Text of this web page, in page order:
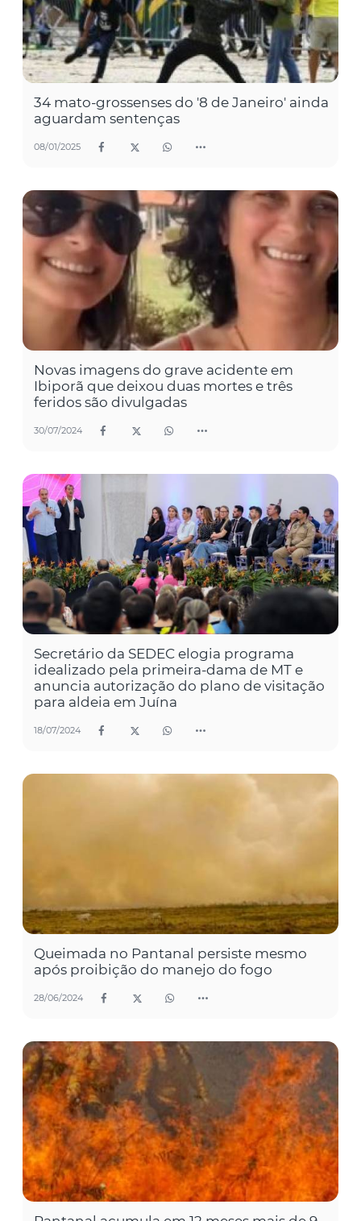
34 mato-grossenses do '8 de Janeiro' ainda
aguardam sentenças
08/01/2025
Novas imagens do grave acidente em
Ibiporã que deixou duas mortes e três
feridos são divulgadas
30/07/2024
Secretário da SEDEC elogia programa
idealizado pela primeira-dama de MT e
anuncia autorização do plano de visitação
para aldeia em Juína
18/07/2024
Queimada no Pantanal persiste mesmo
após proibição do manejo do fogo
28/06/2024